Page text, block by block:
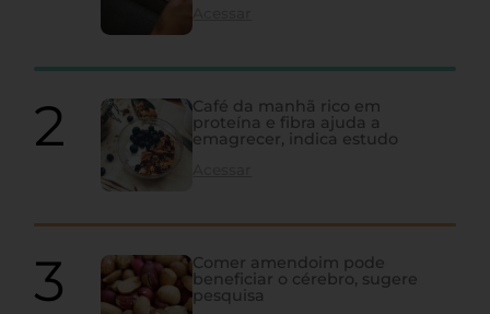
Café da manhã rico em
proteína e fibra ajuda a
emagrecer, indica estudo
Comer amendoim pode
beneficiar o cérebro, sugere
pesquisa